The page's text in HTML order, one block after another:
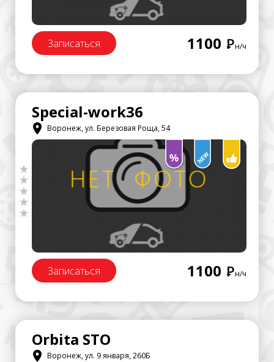
Записаться 1100 Рн/ч
Special-work36
Воронеж, ул. Березовая Роща, 54
Записаться 1100 Рн/ч
Orbita STO
Воронеж, ул. 9 января, 260Б